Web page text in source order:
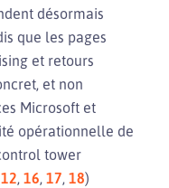
désormais
que les pages
et retours
et non
Microsoft et
opérationnelle de
tower
12, 16, 17, 18)